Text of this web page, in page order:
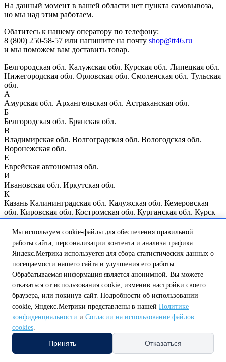
На данный момент в вашей области нет пункта самовывоза,
но мы над этим работаем.
Обатитесь к нашему оператору по телефону:
8 (800) 250-58-57 или напишите на почту shop@tt46.ru
и мы поможем вам доставить товар.
Белгородская обл. Калужская обл. Курская обл. Липецкая обл.
Нижегородская обл. Орловская обл. Смоленская обл. Тульская
обл.
А
Амурская обл. Архангельская обл. Астраханская обл.
Б
Белгородская обл. Брянская обл.
В
Владимирская обл. Волгоградская обл. Вологодская обл.
Воронежская обл.
Е
Еврейская автономная обл.
И
Ивановская обл. Иркутская обл.
К
Казань Калининградская обл. Калужская обл. Кемеровская
обл. Кировская обл. Костромская обл. Курганская обл. Курск
Курская обл.
Ленинградская обл.
Магаданская обл. Москва Москва и Московская обл.
Мурманская обл.
Нижегородская обл. Нижний Новгород Новгородская обл.
Новосибирская обл.
Омская обл.
Оренбургская обл.
Орловская обл.
Пензенская обл.
Республика Мордовия
Республика Мэрий Эл Республика
Мы используем cookie-файлы для обеспечения правильной
работы сайта, персонализации контента и анализа трафика.
Яндекс.Метрика используется для сбора статистических данных о
посещаемости нашего сайта и улучшения его работы.
Обрабатываемая информация является анонимной. Вы можете
отказаться от использования cookie, изменив настройки своего
браузера, или покинув сайт. Подробности об использовании
cookie, Яндекс.Метрики представлены в нашей Политике
конфиденциальности и Согласии на использование файлов
cookies.
Принять Отказаться